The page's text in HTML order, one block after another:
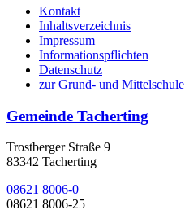
Kontakt
Inhaltsverzeichnis
Impressum
Informationspflichten
Datenschutz
zur Grund- und Mittelschule
Gemeinde Tacherting
Trostberger Straße 9
83342 Tacherting
08621 8006-0
08621 8006-25